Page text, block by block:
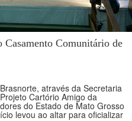
Comunitário de
através da Secretaria
Cartório Amigo da
do Estado de Mato Grosso
levou ao altar para oficializar